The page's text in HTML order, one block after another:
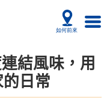
結風味，用
日常